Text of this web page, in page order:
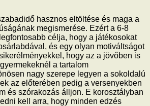
hasznos eltöltése és maga a
megismerése. Ezért a 6-8
célja, hogy a játékosokat
és egy olyan motiváltságot
hogy az a jövőben is
a tartalom
nagy szerepe legyen a sokoldalú
az előterében pedig a versenyekben
és szórakozás álljon. E korosztályban
kell arra, hogy minden edzés